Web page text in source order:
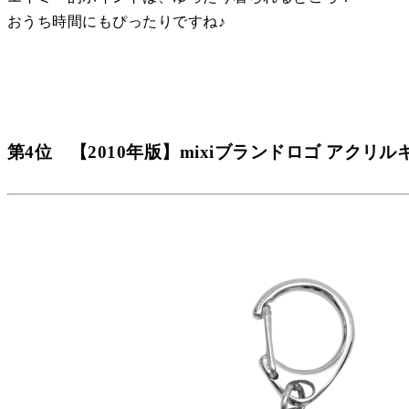
おうち時間にもぴったりですね♪
第4位 【2010年版】mixiブランドロゴ アクリル